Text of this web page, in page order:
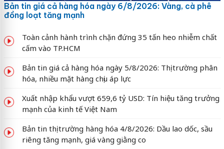
Bản tin giá cả hàng hóa ngày 6/8/2026: Vàng, cà phê
đồng loạt tăng mạnh
Toàn cảnh hành trình chặn đứng 35 tấn heo nhiễm chất
cấm vào TP.HCM
Bản tin giá cả hàng hóa ngày 5/8/2026: Thị trường phân
hóa, nhiều mặt hàng chịu áp lực
Xuất nhập khẩu vượt 659,6 tỷ USD: Tín hiệu tăng trưởng
mạnh của kinh tế Việt Nam
Bản tin thị trường hàng hóa 4/8/2026: Dầu lao dốc, sầu
riêng tăng mạnh, giá vàng giằng co